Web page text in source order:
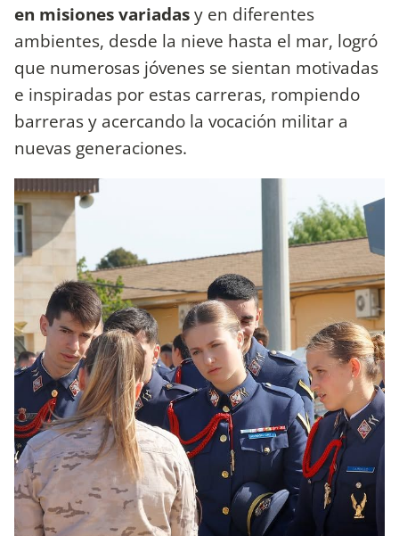
en misiones variadasy en diferentes
ambientes, desde la nieve hasta el mar, logró
que numerosas jóvenes se sientan motivadas
e inspiradas por estas carreras, rompiendo
barreras y acercando la vocación militar a
nuevas generaciones.